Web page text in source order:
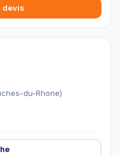
devis
du-Rhone)